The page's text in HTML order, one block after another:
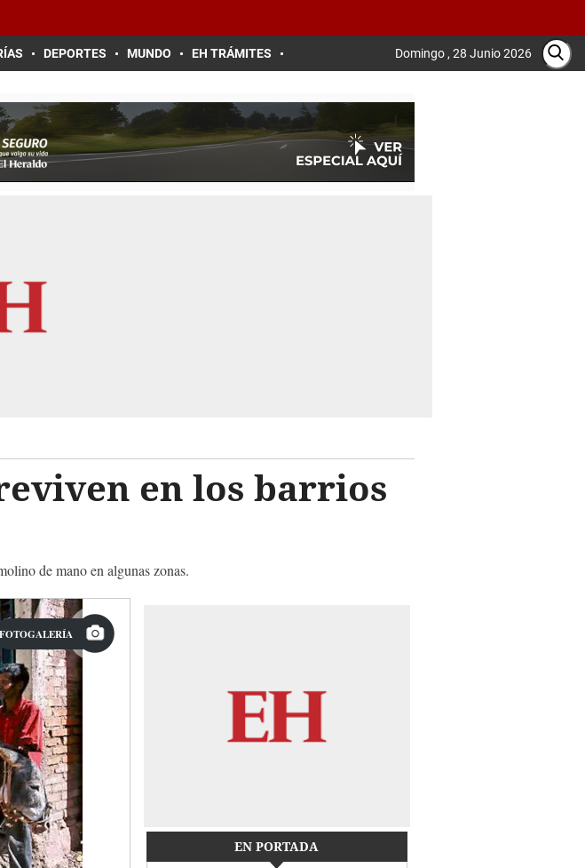
DEPORTES MUNDO EH TRÁMITES Domingo , 28 Junio 2026
en los barrios
de mano en algunas zonas.
FOTOGALERÍA
EN PORTADA